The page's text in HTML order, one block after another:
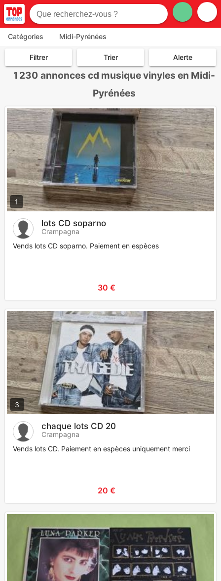
Catégories Midi-Pyrénées
Filtrer Trier Alerte
1 230 annonces cd musique vinyles en Midi-
Pyrénées
1
lots CD soparno
Crampagna
Vends lots CD soparno. Paiement en espèces
30 €
3
chaque lots CD 20
Crampagna
Vends lots CD. Paiement en espèces uniquement merci
20 €